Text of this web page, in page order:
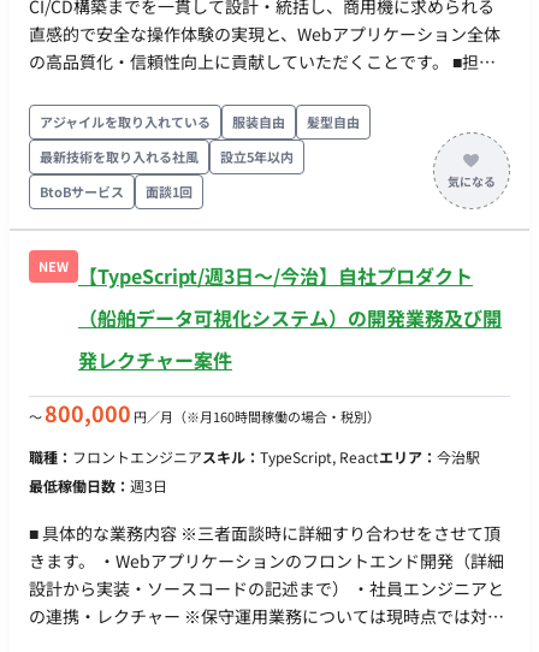
CI/CD構築までを一貫して設計・統括し、商用機に求められる
直感的で安全な操作体験の実現と、Webアプリケーション全体
の高品質化・信頼性向上に貢献していただくことです。 ■担当
プラットフォームにおける、フロントエンド・バックエンドの
設計および実装業務を担当していただきます。UI/UXデザイナー
やロボット・制御エンジニアと連携し、リアルタイムデータの
可視化やシステム全体の構築を主導していただきます ■開発環
境 ・ プログラミング：TypeScript, JavaScript, Python ・ FW：
React, Next.js, ROS2 ・ DB： ・ インフラ：AWS, GitHub
Actions
アジャイルを取り入れている 服装自由
髪型自由
最新技術を取り入れる社風
設立5年以内
BtoBサービス
面談1回
NEW
【TypeScript/週3日〜/今治】自社プロダクト
（船舶データ可視化システム）の開発業務及び開
発レクチャー案件
〜800,000 円／月 （※月160時間稼働の場合・税別）
職種： フロントエンジニアスキル： TypeScript, Reactエリア： 今治駅
最低稼働日数： 週3日
■ 具体的な業務内容 ※三者面談時に詳細すり合わせをさせて頂
きます。 ・Webアプリケーションのフロントエンド開発（詳細
設計から実装・ソースコードの記述まで） ・社員エンジニアと
の連携・レクチャー ※保守運用業務については現時点では対象